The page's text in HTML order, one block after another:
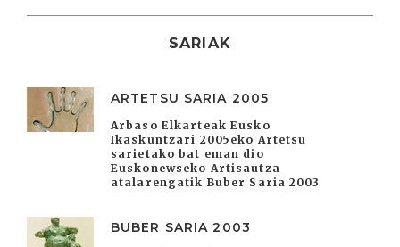
SARIAK
ARTETSU SARIA 2005
Arbaso Elkarteak Eusko
Ikaskuntzari 2005eko Artetsu
sarietako bat eman dio
Euskonewseko Artisautza
atalarengatik Buber Saria 2003
BUBER SARIA 2003